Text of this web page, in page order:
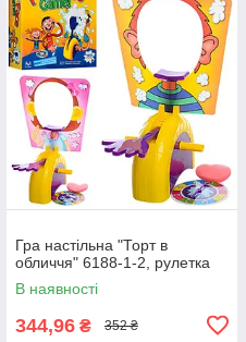
Гра настільна "Торт в
обличчя" 6188-1-2, рулетка
В наявності
344,96 ₴ 352 ₴